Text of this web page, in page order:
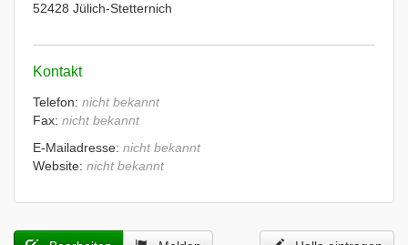
52428 Jülich-Stetternich
Kontakt
Telefon: nicht bekannt
Fax: nicht bekannt
E-Mailadresse: nicht bekannt
Website: nicht bekannt